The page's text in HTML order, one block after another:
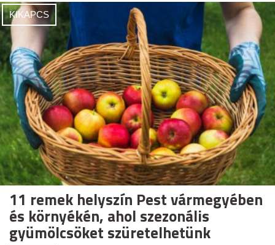
KIKAPCS
11 remek helyszín Pest vármegyében
és környékén, ahol szezonális
gyümölcsöket szüretelhetünk